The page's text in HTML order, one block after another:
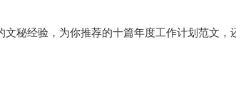
文秘经验，为你推荐的十篇年度工作计划范文，